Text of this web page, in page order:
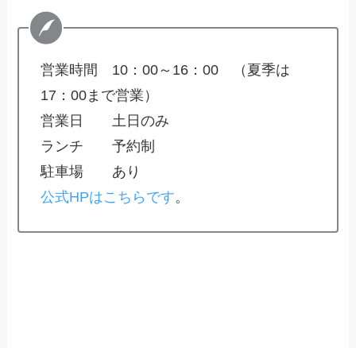
営業時間 10：00～16：00 （夏季は
17：00まで営業）
営業日 土日のみ
ランチ 予約制
駐車場 あり
公式HPはこちらです。